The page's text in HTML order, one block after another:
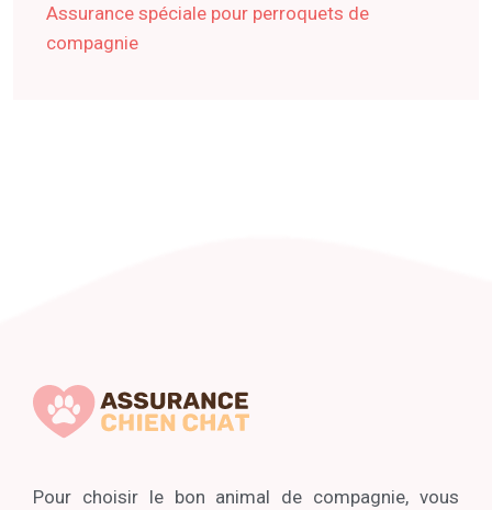
Assurance spéciale pour perroquets de
compagnie
Pour choisir le bon animal de compagnie, vous